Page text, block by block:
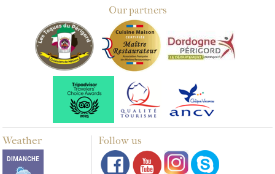
Our partners
Weather Follow us